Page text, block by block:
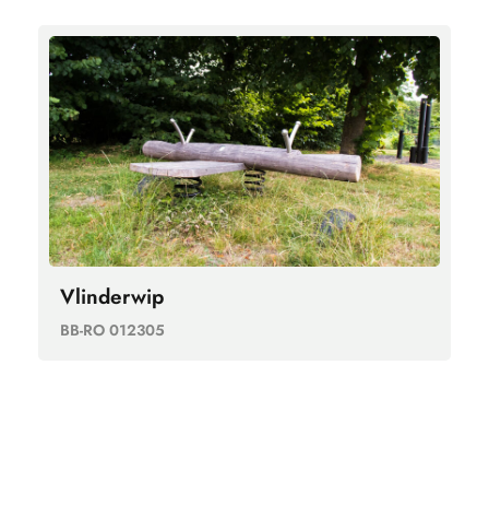
Vlinderwip
BB-RO 012305